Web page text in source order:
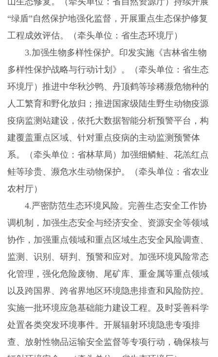
“绿盾”自然保护地强化监督，开展重点生态保护修复
工程成效评估。（牵头单位：省生态环境厅）
3.加强生物多样性保护。印发实施《吉林省生物
多样性保护战略与行动计划》。（牵头单位：省生态
环境厅）推进中华秋沙鸭、丹顶鹤等珍稀濒危物种的
人工繁育和野化放归；推进国家级陆生野生动物疫源
疫病监测站建设，依托大数据智能分析预警平台，构
建覆盖重点区域、针对重点疫病的主动监测预警体
系。（牵头单位：省林草局）加强细鳞鲑、花羔红点
鲑等珍贵、濒危水生动物保护。（牵头单位：省农业
农村厅）
4.严密防范生态环境风险。完善生态安全工作协
调机制，加强生态安全与经济安全、资源安全等领域
协作，加强重点领域和重点区域生态安全风险调查、
监测、识别、研判、预警和应对。加强环境风险常态
化管理，强化危险废物、尾矿库、重金属等重点领域
以及跨国界、跨省界地区环境隐患排查和风险防控。
实施一批环境应急基础能力建设工程。及时妥善科学
处置各类突发环境事件。开展辐射环境隐患专项排
查、放射性物品运输安全监督等专项行动，确保核与